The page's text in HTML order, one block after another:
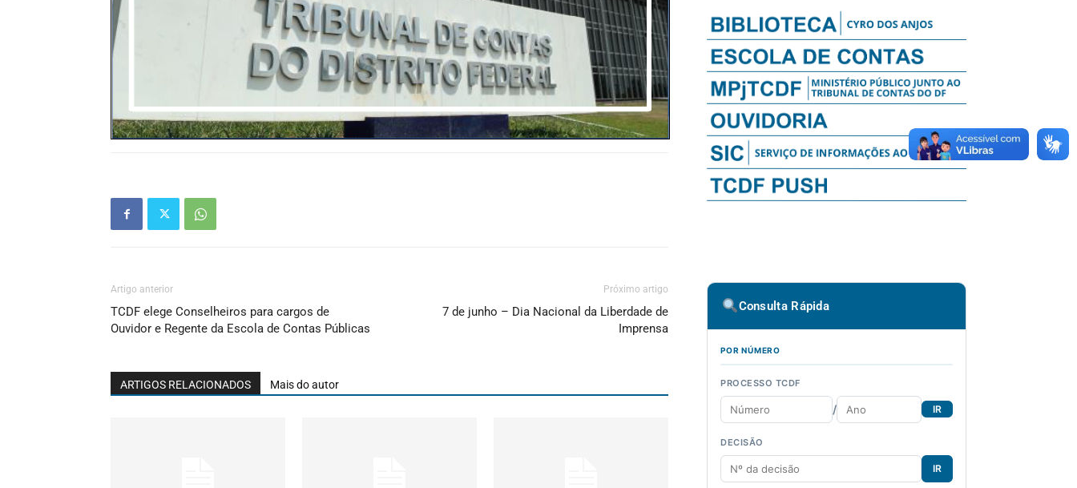
Artigo anterior
TCDF elege Conselheiros para cargos de
Ouvidor e Regente da Escola de Contas Públicas
Próximo artigo
7 de junho – Dia Nacional da Liberdade de
Imprensa
ARTIGOS RELACIONADOS Mais do autor
Consulta Rápida
POR NÚMERO
PROCESSO TCDF
/ IR
DECISÃO
IR